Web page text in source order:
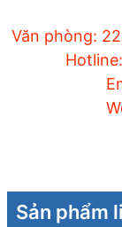
Văn phòng:
Sản phẩm